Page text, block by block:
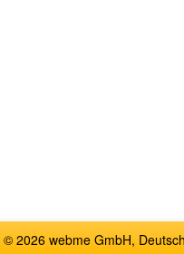
© 2026 webme GmbH,